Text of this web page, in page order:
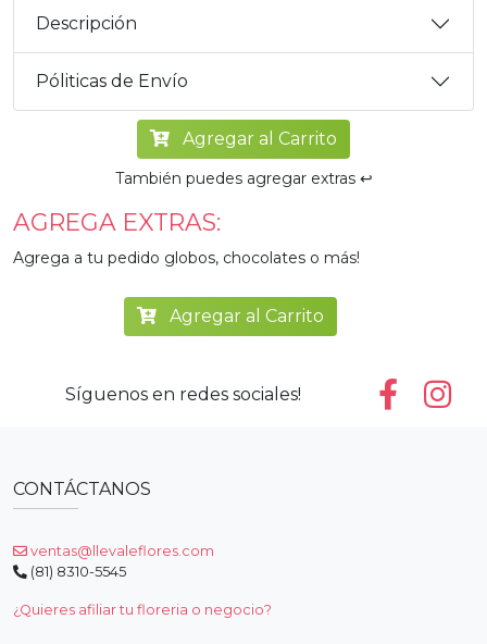
Descripción
Póliticas de Envío
Agregar al Carrito
También puedes agregar extras ↩️
AGREGA EXTRAS:
Agrega a tu pedido globos, chocolates o más!
Agregar al Carrito
Síguenos en redes sociales!
CONTÁCTANOS
ventas@llevaleflores.com
(81) 8310-5545
¿Quieres afiliar tu floreria o negocio?